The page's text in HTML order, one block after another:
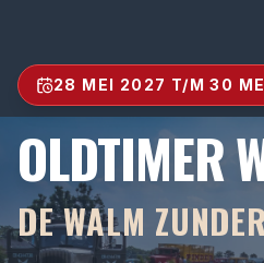
28 MEI 2027 T/M 30
OLDTIMER
DE WALM